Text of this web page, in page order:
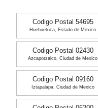
Codigo Postal 54695
Huehuetoca, Estado de Mexico
Codigo Postal 02430
Azcapotzalco, Ciudad de Mexico
Codigo Postal 09160
Iztapalapa, Ciudad de Mexico